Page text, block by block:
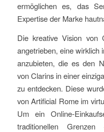
ermöglichen es, das
Expertise der Marke
Die kreative Vision von
angetrieben, eine wirklich
anzubieten, die es den
von Clarins in einer
zu entdecken. Diese
von Artificial Rome im
Um ein Online-
traditionellen